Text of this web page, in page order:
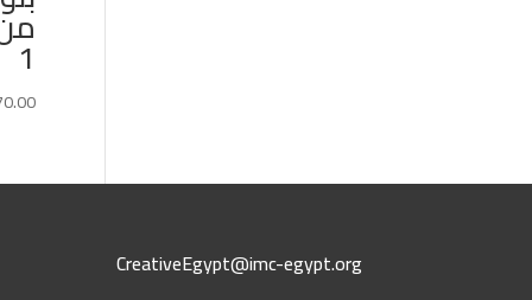
1
CreativeEgypt@imc-egypt.org